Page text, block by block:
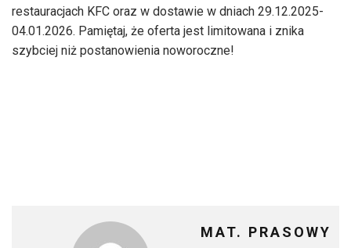
restauracjach KFC oraz w dostawie w dniach 29.12.2025-
04.01.2026. Pamiętaj, że oferta jest limitowana i znika
szybciej niż postanowienia noworoczne!
MAT. PRASOWY